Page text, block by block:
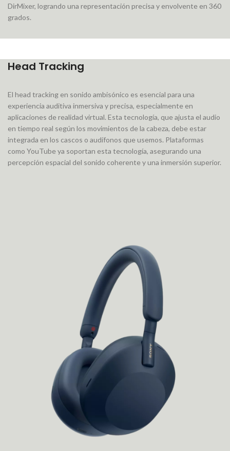
DirMixer, logrando una representación precisa y envolvente en 360
grados.
Head Tracking
El head tracking en sonido ambisónico es esencial para una
experiencia auditiva inmersiva y precisa, especialmente en
aplicaciones de realidad virtual. Esta tecnología, que ajusta el audio
en tiempo real según los movimientos de la cabeza, debe estar
integrada en los cascos o audífonos que usemos. Plataformas
como YouTube ya soportan esta tecnología, asegurando una
percepción espacial del sonido coherente y una inmersión superior.